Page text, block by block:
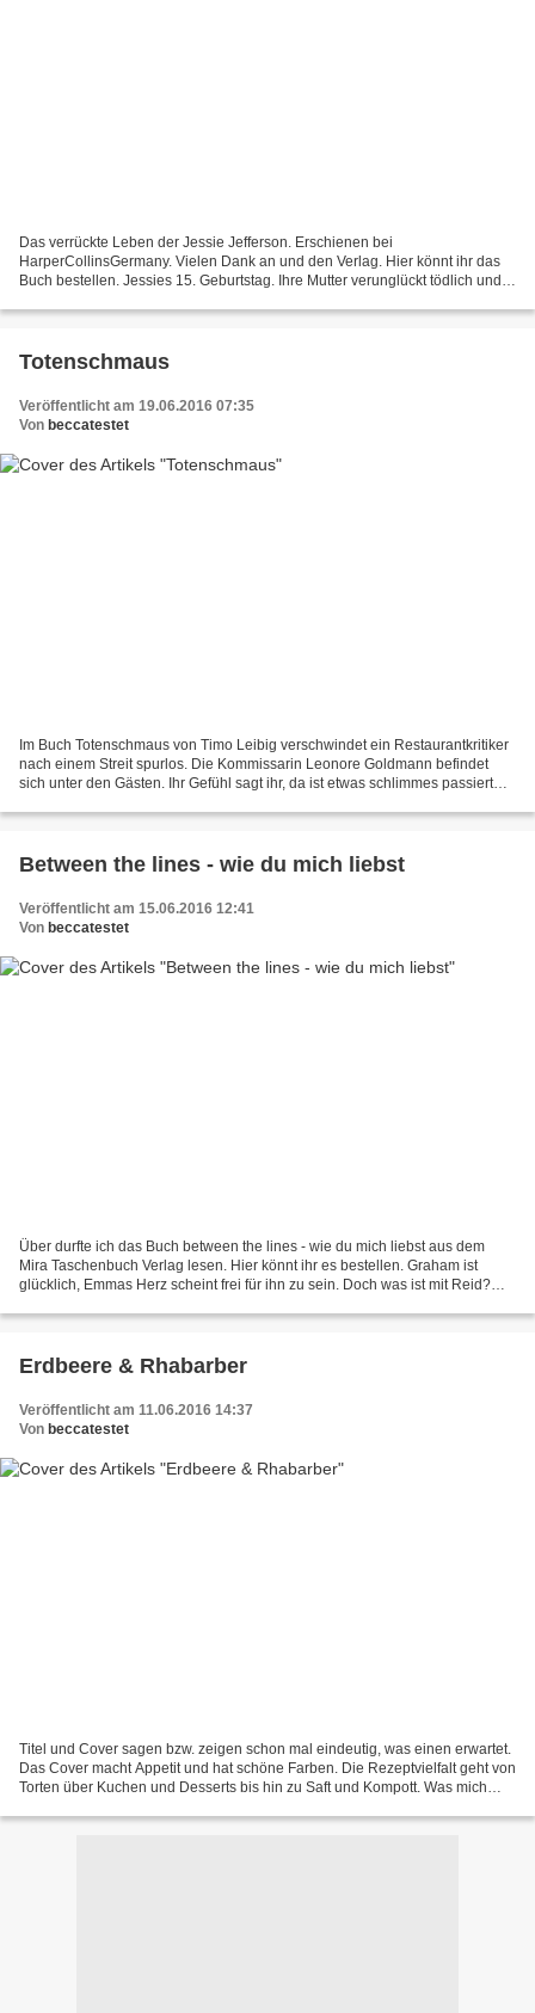
Das verrückte Leben der Jessie Jefferson. Erschienen bei
HarperCollinsGermany. Vielen Dank an und den Verlag. Hier könnt ihr das
Buch bestellen. Jessies 15. Geburtstag. Ihre Mutter verunglückt tödlich und
Totenschmaus
Veröffentlicht am 19.06.2016 07:35
Von beccatestet
Im Buch Totenschmaus von Timo Leibig verschwindet ein Restaurantkritiker
nach einem Streit spurlos. Die Kommissarin Leonore Goldmann befindet
sich unter den Gästen. Ihr Gefühl sagt ihr, da ist etwas schlimmes passiert
Between the lines - wie du mich liebst
Veröffentlicht am 15.06.2016 12:41
Von beccatestet
Über durfte ich das Buch between the lines - wie du mich liebst aus dem
Mira Taschenbuch Verlag lesen. Hier könnt ihr es bestellen. Graham ist
glücklich, Emmas Herz scheint frei für ihn zu sein. Doch was ist mit Reid?
Erdbeere & Rhabarber
Veröffentlicht am 11.06.2016 14:37
Von beccatestet
Titel und Cover sagen bzw. zeigen schon mal eindeutig, was einen erwartet.
Das Cover macht Appetit und hat schöne Farben. Die Rezeptvielfalt geht von
Torten über Kuchen und Desserts bis hin zu Saft und Kompott. Was mich